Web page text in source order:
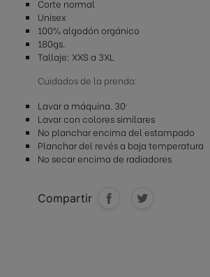
Corte normal
Unisex
100% algodón orgánico
180gs.
Tallaje: XXS a 3XL
Cuidados de la prenda:
Lavar a máquina. 30º
Lavar con colores similares
No planchar encima del estampado
Planchar del revés a baja temperatura
No secar encima de radiadores
Compartir